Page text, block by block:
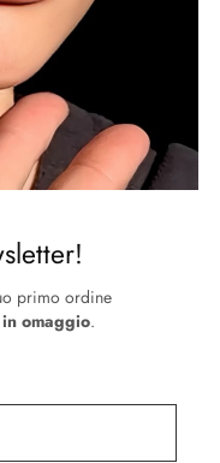
primo ordine
omaggio.